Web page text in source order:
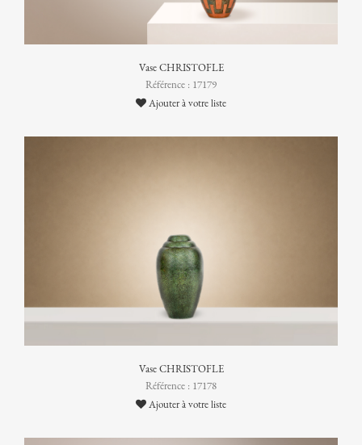
Vase CHRISTOFLE
Référence : 17179
Ajouter à votre liste
Vase CHRISTOFLE
Référence : 17178
Ajouter à votre liste